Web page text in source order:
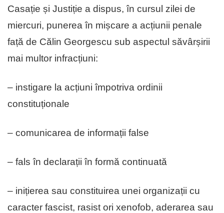
Casație și Justiție a dispus, în cursul zilei de
miercuri, punerea în mișcare a acțiunii penale
față de Călin Georgescu sub aspectul săvârșirii
mai multor infracțiuni:
– instigare la acțiuni împotriva ordinii
constituționale
– comunicarea de informații false
– fals în declarații în formă continuată
– inițierea sau constituirea unei organizații cu
caracter fascist, rasist ori xenofob, aderarea sau